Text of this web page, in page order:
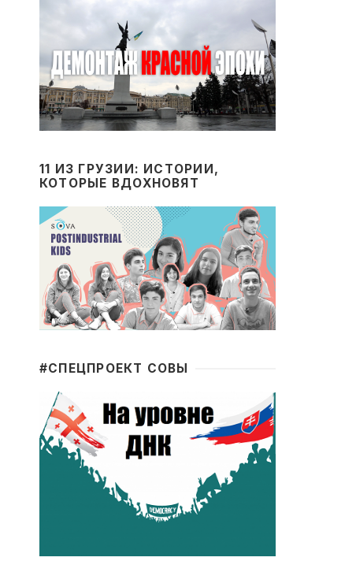
11 ИЗ ГРУЗИИ: ИСТОРИИ,
КОТОРЫЕ ВДОХНОВЯТ
#CПЕЦПРОЕКТ СОВЫ